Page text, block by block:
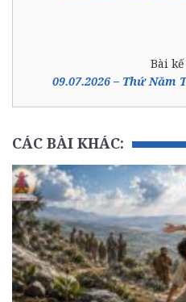
Bài
09.07.2026 – Thứ Năm
CÁC BÀI KHÁC: